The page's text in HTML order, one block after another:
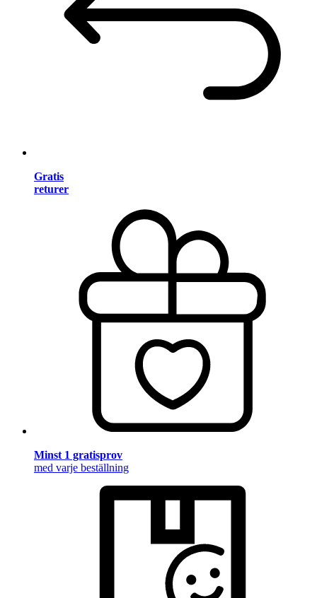
Gratis
returer
Minst 1 gratisprov
med varje beställning